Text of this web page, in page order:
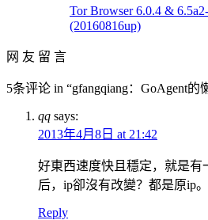
Tor Browser 6.0.4 &
(20160816up)
网 友 留 言
5条评论 in “gfangqiang：GoAgent的
qq says:
2013年4月8日 at 21:42
好東西速度快且穩定，就是有
后，ip卻沒有改變？都是原ip
Reply